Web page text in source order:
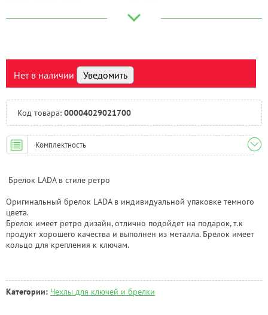
Под заказ
Под заказ
Тюмень:
Под заказ
Нет в наличии Уведомить
Код товара: 00004029021700
Комплектность
Брелок LADA в стиле ретро
Оригинальный брелок LADA в индивидуальной упаковке темного
цвета.
Брелок имеет ретро дизайн, отлично подойдет на подарок, т.к
продукт хорошего качества и выполнен из металла. Брелок имеет
кольцо для крепления к ключам.
Категории: Чехлы для ключей и брелки